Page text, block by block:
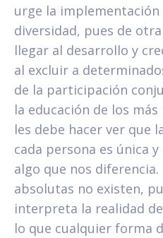
urge la
diversidad, pues de
llegar al desarrollo y
al excluir a
de la participación
la educación de los
les debe hacer ver que
cada persona es única
algo que nos diferencia.
absolutas no existen,
interpreta la realidad
lo que cualquier forma